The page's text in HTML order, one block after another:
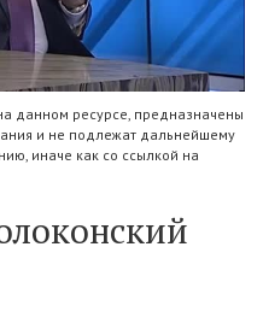
данном ресурсе, предназначены
и не подлежат дальнейшему
иначе как со ссылкой на